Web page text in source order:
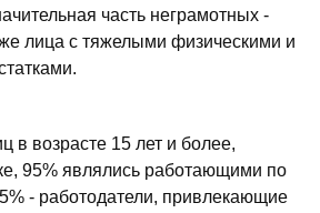
часть неграмотных -
лица с тяжелыми физическими и
в возрасте 15 лет и более,
95% являлись работающими по
- работодатели, привлекающие